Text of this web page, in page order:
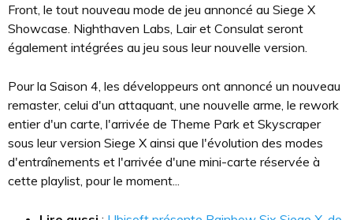
Front, le tout nouveau mode de jeu annoncé au Siege X
Showcase. Nighthaven Labs, Lair et Consulat seront
également intégrées au jeu sous leur nouvelle version.
Pour la Saison 4, les développeurs ont annoncé un nouveau
remaster, celui d'un attaquant, une nouvelle arme, le rework
entier d'un carte, l'arrivée de Theme Park et Skyscraper
sous leur version Siege X ainsi que l'évolution des modes
d'entraînements et l'arrivée d'une mini-carte réservée à
cette playlist, pour le moment...